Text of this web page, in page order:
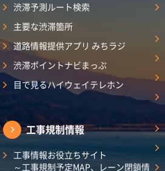
渋滞予測ルート検索
主要な渋滞箇所
道路情報提供アプリ みちラジ
渋滞ポイントナビまっぷ
目で見るハイウェイテレホン
工事規制情報
工事情報お役立ちサイト
～工事規制予定MAP、レーン閉鎖情